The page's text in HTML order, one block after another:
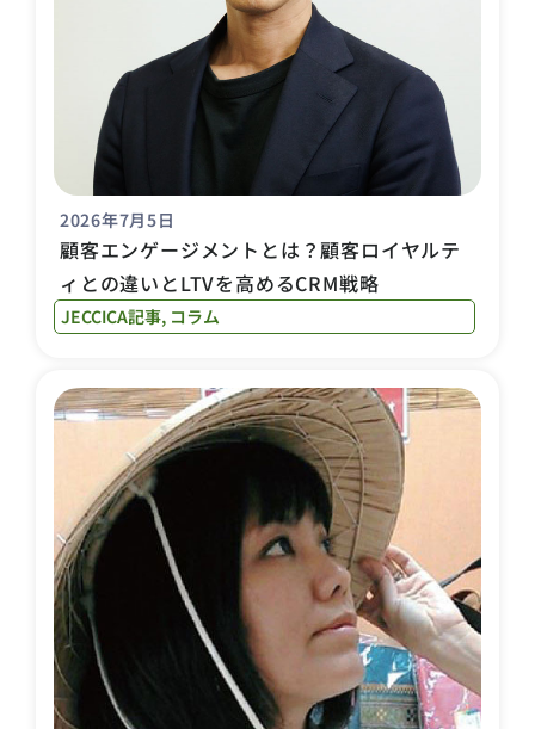
2026年7月5日
顧客エンゲージメントとは？顧客ロイヤルテ
ィとの違いとLTVを高めるCRM戦略
JECCICA記事, コラム